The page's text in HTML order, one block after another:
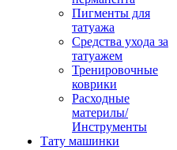
Пигменты для
татуажа
Средства ухода за
татуажем
Тренировочные
коврики
Расходные
материлы/
Инструменты
Тату машинки